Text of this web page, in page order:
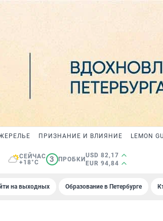
ПРИЗНАНИЕ И ВЛИЯНИЕ LEMON
СЕЙЧАС
+18°C
3 ПРОБКИ
USD 82,17
EUR 94,84
на выходных Образование в Петербурге